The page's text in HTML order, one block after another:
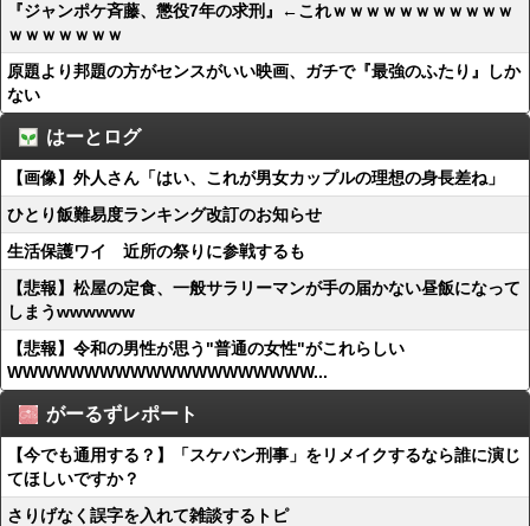
『ジャンポケ斉藤、懲役7年の求刑』←これｗｗｗｗｗｗｗｗｗｗｗ
ｗｗｗｗｗｗｗ
原題より邦題の方がセンスがいい映画、ガチで『最強のふたり』しか
ない
はーとログ
【画像】外人さん「はい、これが男女カップルの理想の身長差ね」
ひとり飯難易度ランキング改訂のお知らせ
生活保護ワイ 近所の祭りに参戦するも
【悲報】松屋の定食、一般サラリーマンが手の届かない昼飯になって
しまうwwwwww
【悲報】令和の男性が思う"普通の女性"がこれらしい
WWWWWWWWWWWWWWWWWWWW...
がーるずレポート
【今でも通用する？】「スケバン刑事」をリメイクするなら誰に演じ
てほしいですか？
さりげなく誤字を入れて雑談するトピ